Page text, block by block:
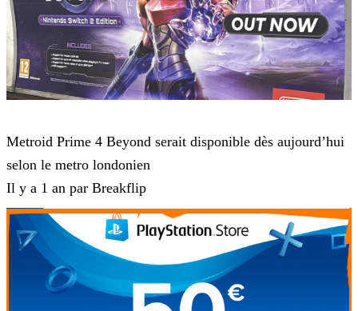
Metroid Prime 4 Beyond serait disponible dès aujourd’hui
selon le metro londonien
Il y a 1 an par Breakflip